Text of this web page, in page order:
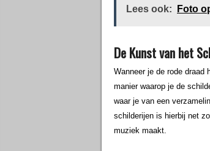
Lees ook: Foto
De Kunst van het
Wanneer je de rode
manier waarop je de
waar je van een
schilderijen is hierbij net
muziek maakt.